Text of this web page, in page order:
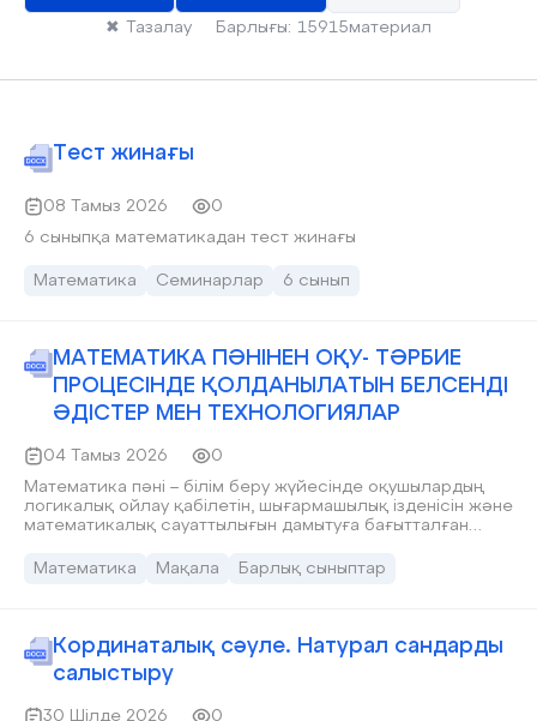
✖ Тазалау Барлығы: 15915материал
Тест жинағы
08 Тамыз 2026
0
6 сыныпқа математикадан тест жинағы
Математика Семинарлар 6 сынып
МАТЕМАТИКА ПӘНІНЕН ОҚУ- ТӘРБИЕ
ПРОЦЕСІНДЕ ҚОЛДАНЫЛАТЫН БЕЛСЕНДІ
ӘДІСТЕР МЕН ТЕХНОЛОГИЯЛАР
04 Тамыз 2026
0
Математика пәні – білім беру жүйесінде оқушылардың
логикалық ойлау қабілетін, шығармашылық ізденісін және
математикалық сауаттылығын дамытуға бағытталған
дәстүрлі оқыту әдістері көп жағдайда оқушылардың тек
Қазіргі таңда білім беру жүйесінде оқушылардың пәнге
деген қызығушылығын арттыру және олардың
белсенділігін қамтамасыз ету мақсатында жаңа әдістер
туындап отыр. Осы орайда, математика пәнінде белсенді
Математика Мақала Барлық сыныптар
Кординаталық сәуле. Натурал сандарды
салыстыру
30 Шілде 2026
0